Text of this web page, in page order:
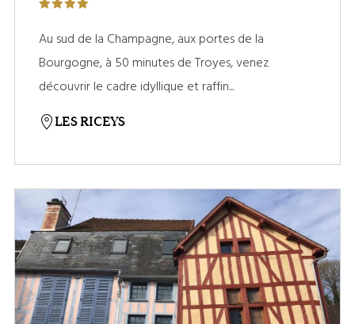
Au sud de la Champagne, aux portes de la
Bourgogne, à 50 minutes de Troyes, venez
découvrir le cadre idyllique et raffin...
LES RICEYS